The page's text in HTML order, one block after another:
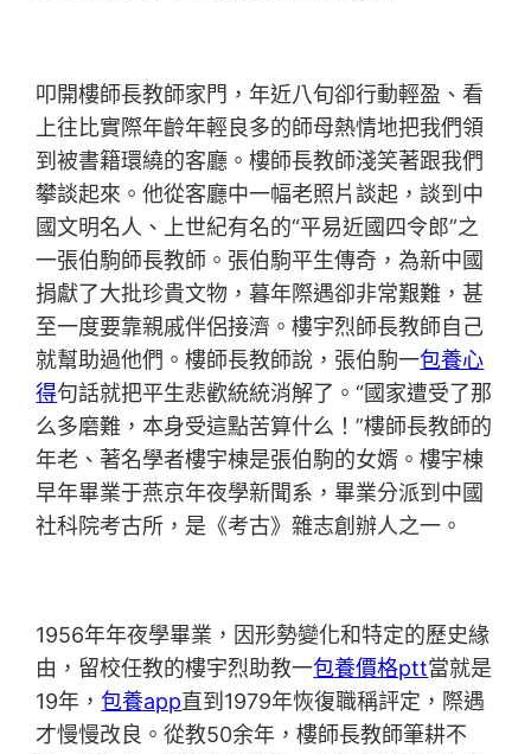
叩開樓師長教師家門，年近八旬卻行動輕盈、看
上往比實際年齡年輕良多的師母熱情地把我們領
到被書籍環繞的客廳。樓師長教師淺笑著跟我們
攀談起來。他從客廳中一幅老照片談起，談到中
國文明名人、上世紀有名的“平易近國四令郎”之
一張伯駒師長教師。張伯駒平生傳奇，為新中國
捐獻了大批珍貴文物，暮年際遇卻非常艱難，甚
至一度要靠親戚伴侶接濟。樓宇烈師長教師自己
就幫助過他們。樓師長教師說，張伯駒一包養心
得句話就把平生悲歡統統消解了。“國家遭受了那
么多磨難，本身受這點苦算什么！”樓師長教師的
年老、著名學者樓宇棟是張伯駒的女婿。樓宇棟
早年畢業于燕京年夜學新聞系，畢業分派到中國
社科院考古所，是《考古》雜志創辦人之一。
1956年年夜學畢業，因形勢變化和特定的歷史緣
由，留校任教的樓宇烈助教一包養價格ptt當就是
19年，包養app直到1979年恢復職稱評定，際遇
才慢慢改良。從教50余年，樓師長教師筆耕不